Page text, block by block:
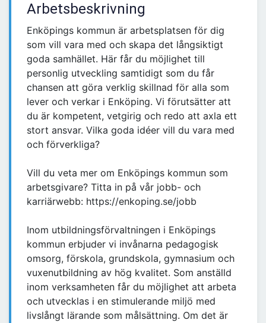
Arbetsbeskrivning
Enköpings kommun är arbetsplatsen för dig
som vill vara med och skapa det långsiktigt
goda samhället. Här får du möjlighet till
personlig utveckling samtidigt som du får
chansen att göra verklig skillnad för alla som
lever och verkar i Enköping. Vi förutsätter att
du är kompetent, vetgirig och redo att axla ett
stort ansvar. Vilka goda idéer vill du vara med
och förverkliga?
Vill du veta mer om Enköpings kommun som
arbetsgivare? Titta in på vår jobb- och
karriärwebb: https://enkoping.se/jobb
Inom utbildningsförvaltningen i Enköpings
kommun erbjuder vi invånarna pedagogisk
omsorg, förskola, grundskola, gymnasium och
vuxenutbildning av hög kvalitet. Som anställd
inom verksamheten får du möjlighet att arbeta
och utvecklas i en stimulerande miljö med
livslångt lärande som målsättning. Om det är